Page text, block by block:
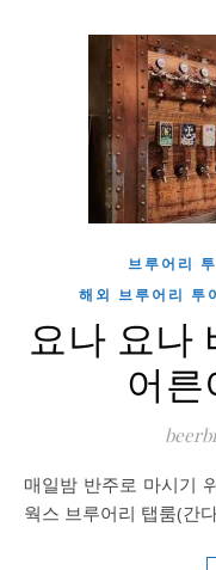
브루어리
해외 브루어리
요나 요나
어
매일밤 반주로 마시기 위해 태어난 에일 맥주, 요나 요나 비어
웍스 브루어리 탭룸(간